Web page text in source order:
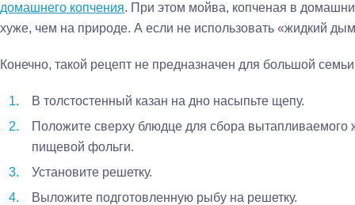
домашнего копчения. При этом мойва, копченая в
хуже, чем на природе. А если не использовать «жидкий
Конечно, такой рецепт не предназначен для большой
В толстостенный казан на дно насыпьте щепу.
Положите сверху блюдце для сбора
пищевой фольги.
Установите решетку.
Выложите подготовленную рыбу на решетку.